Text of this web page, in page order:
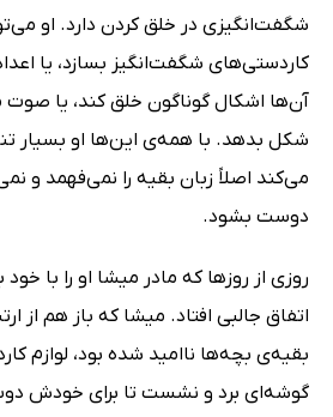
شگفت‌انگیزی در خلق کردن دارد. او
کاردستی‌های شگفت‌انگیز بسازد، یا
آن‌ها اشکال گوناگون خلق کند، یا
شکل بدهد. با همه‌ی این‌ها او بسیار
می‌کند اصلاً زبان بقیه را نمی‌فهمد و
دوست بشود.
روزی از روزها که مادر میشا او را با
اتفاق جالبی افتاد. میشا که باز هم از
بقیه‌ی بچه‌ها ناامید شده بود، لوازم
گوشه‌ای برد و نشست تا برای خودش